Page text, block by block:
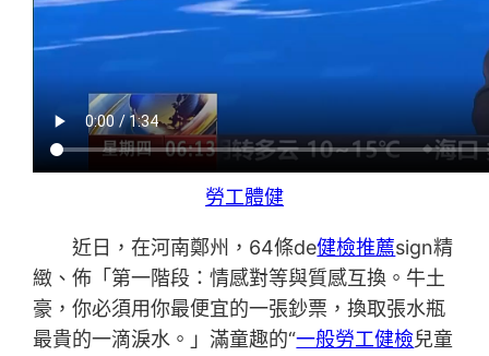
勞工體健
近日，在河南鄭州，64條de健檢推薦sign精
緻、佈「第一階段：情感對等與質感互換。牛土
豪，你必須用你最便宜的一張鈔票，換取張水瓶
最貴的一滴淚水。」滿童趣的“一般勞工健檢兒童